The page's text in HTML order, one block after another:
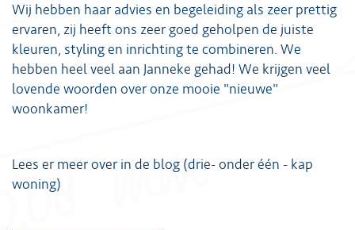
Wij hebben haar advies en begeleiding als zeer prettig
ervaren, zij heeft ons zeer goed geholpen de juiste
kleuren, styling en inrichting te combineren. We
hebben heel veel aan Janneke gehad! We krijgen veel
lovende woorden over onze mooie "nieuwe"
woonkamer!
Lees er meer over in de blog (drie- onder één - kap
woning)